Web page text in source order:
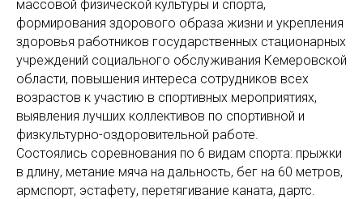
массовой физической культуры и спорта,
формирования здорового образа жизни и укрепления
здоровья работников государственных стационарных
учреждений социального обслуживания Кемеровской
области, повышения интереса сотрудников всех
возрастов к участию в спортивных мероприятиях,
выявления лучших коллективов по спортивной и
физкультурно-оздоровительной работе.
Состоялись соревнования по 6 видам спорта: прыжки
в длину, метание мяча на дальность, бег на 60 метров,
армспорт, эстафету, перетягивание каната, дартс.